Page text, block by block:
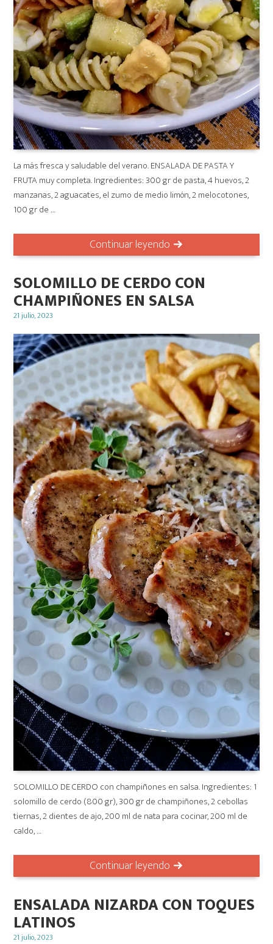
La más fresca y saludable del verano. ENSALADA DE PASTA Y
FRUTA muy completa. Ingredientes: 300 gr de pasta, 4 huevos, 2
manzanas, 2 aguacates, el zumo de medio limón, 2 melocotones,
100 gr de …
Continuar leyendo
SOLOMILLO DE CERDO CON
CHAMPIÑONES EN SALSA
Posted
21 julio, 2023
SOLOMILLO DE CERDO con champiñones en salsa. Ingredientes: 1
solomillo de cerdo (800 gr), 300 gr de champiñones, 2 cebollas
tiernas, 2 dientes de ajo, 200 ml de nata para cocinar, 200 ml de
caldo, …
Continuar leyendo
ENSALADA NIZARDA CON TOQUES
LATINOS
Posted
21 julio, 2023